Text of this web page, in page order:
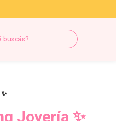
Joyería ✨